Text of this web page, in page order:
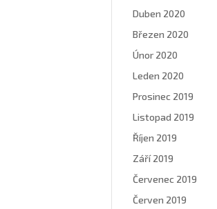
Duben 2020
Březen 2020
Únor 2020
Leden 2020
Prosinec 2019
Listopad 2019
Říjen 2019
Září 2019
Červenec 2019
Červen 2019